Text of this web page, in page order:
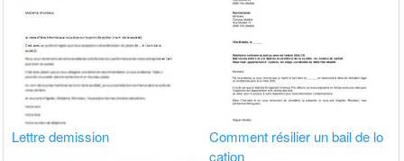
Lettre demission
Comment résilier un bail de lo
cation